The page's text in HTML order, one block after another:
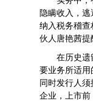
隐瞒收入，
纳入税务稽
伙人唐艳茜
在历史遗留
要业务所适
同时发行人
企业，上市